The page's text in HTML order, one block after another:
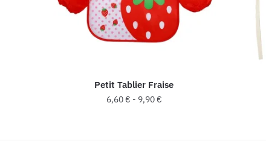
Petit Tablier Fraise
6,60€ - 9,90€